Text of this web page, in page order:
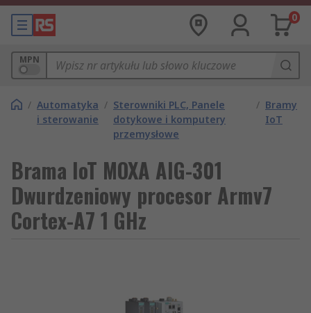
0
MPN
/ Automatyka
i sterowanie
/ Sterowniki PLC, Panele
dotykowe i komputery
przemysłowe
/ Bramy
IoT
Brama IoT MOXA AIG-301
Dwurdzeniowy procesor Armv7
Cortex-A7 1 GHz